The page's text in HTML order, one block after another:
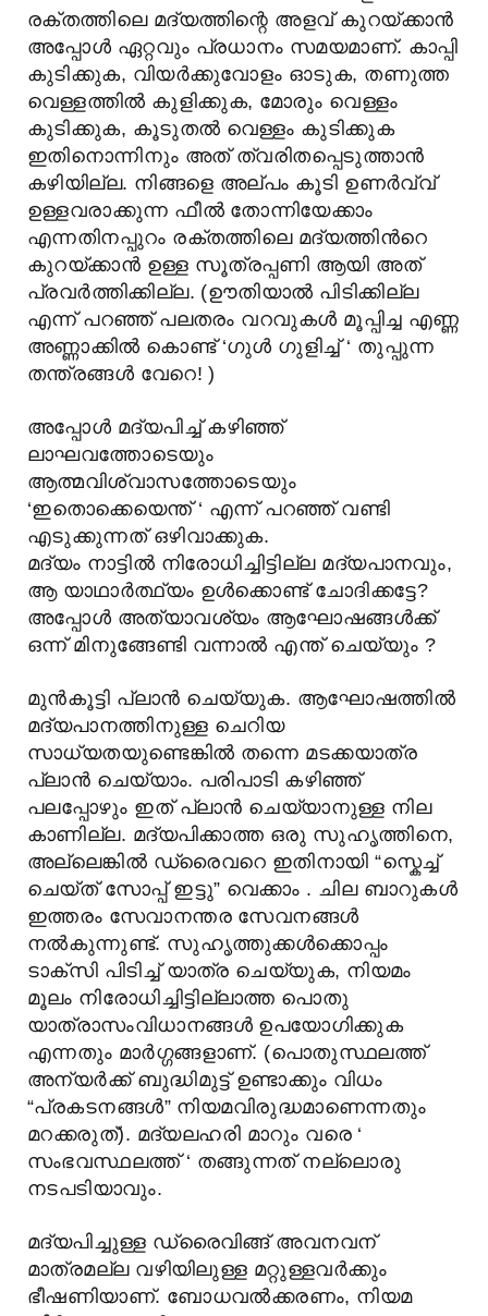
രക്തത്തിലെ മദ്യത്തിന്റെ അളവ് കുറയ്ക്കാൻ
അപ്പോൾ ഏറ്റവും പ്രധാനം സമയമാണ്. കാപ്പി
കുടിക്കുക, വിയർക്കുവോളം ഓടുക, തണുത്ത
വെള്ളത്തിൽ കുളിക്കുക, മോരും വെള്ളം
കുടിക്കുക, കൂടുതല്‍ വെള്ളം കുടിക്കുക
ഇതിനൊന്നിനും അത് ത്വരിതപ്പെടുത്താൻ
കഴിയില്ല. നിങ്ങളെ അല്പം കൂടി ഉണര്‍വ്വ്
ഉള്ളവരാക്കുന്ന ഫീൽ തോന്നിയേക്കാം
എന്നതിനപ്പുറം രക്തത്തിലെ മദ്യത്തിന്‍റെ
കുറയ്ക്കാന്‍ ഉള്ള സൂത്രപ്പണി ആയി അത്
പ്രവര്‍ത്തിക്കില്ല. (ഊതിയാൽ പിടിക്കില്ല
എന്ന് പറഞ്ഞ് പലതരം വറവുകൾ മൂപ്പിച്ച എണ്ണ
അണ്ണാക്കിൽ കൊണ്ട് ‘ഗുൾ ഗുളിച്ച് ‘ തുപ്പുന്ന
തന്ത്രങ്ങൾ വേറെ! )
അപ്പോൾ മദ്യപിച്ച് കഴിഞ്ഞ്
ലാഘവത്തോടെയും
ആത്മവിശ്വാസത്തോടെയും
‘ഇതൊക്കെയെന്ത് ‘ എന്ന് പറഞ്ഞ് വണ്ടി
എടുക്കുന്നത് ഒഴിവാക്കുക.
മദ്യം നാട്ടില്‍ നിരോധിച്ചിട്ടില്ല മദ്യപാനവും,
ആ യാഥാര്‍ത്ഥ്യം ഉള്‍ക്കൊണ്ട് ചോദിക്കട്ടേ?
അപ്പോൾ അത്യാവശ്യം ആഘോഷങ്ങൾക്ക്
ഒന്ന് മിനുങ്ങേണ്ടി വന്നാൽ എന്ത് ചെയ്യും ?
മുൻകൂട്ടി പ്ലാൻ ചെയ്യുക. ആഘോഷത്തിൽ
മദ്യപാനത്തിനുള്ള ചെറിയ
സാധ്യതയുണ്ടെങ്കിൽ തന്നെ മടക്കയാത്ര
പ്ലാൻ ചെയ്യാം. പരിപാടി കഴിഞ്ഞ്
പലപ്പോഴും ഇത് പ്ലാൻ ചെയ്യാനുള്ള നില
കാണില്ല. മദ്യപിക്കാത്ത ഒരു സുഹൃത്തിനെ,
അല്ലെങ്കിൽ ഡ്രൈവറെ ഇതിനായി “സ്കെച്ച്
ചെയ്ത് സോപ്പ് ഇട്ടു” വെക്കാം . ചില ബാറുകൾ
ഇത്തരം സേവാനന്തര സേവനങ്ങൾ
നൽകുന്നുണ്ട്. സുഹൃത്തുക്കൾക്കൊപ്പം
ടാക്സി പിടിച്ച് യാത്ര ചെയ്യുക, നിയമം
മൂലം നിരോധിച്ചിട്ടില്ലാത്ത പൊതു
യാത്രാസംവിധാനങ്ങൾ ഉപയോഗിക്കുക
എന്നതും മാർഗ്ഗങ്ങളാണ്. (പൊതുസ്ഥലത്ത്
അന്യര്‍ക്ക് ബുദ്ധിമുട്ട് ഉണ്ടാക്കും വിധം
“പ്രകടനങ്ങള്‍” നിയമവിരുദ്ധമാണെന്നതും
മറക്കരുത്). മദ്യലഹരി മാറും വരെ ‘
സംഭവസ്ഥലത്ത് ‘ തങ്ങുന്നത് നല്ലൊരു
നടപടിയാവും.
മദ്യപിച്ചുള്ള ഡ്രൈവിങ്ങ് അവനവന്
മാത്രമല്ല വഴിയിലുള്ള മറ്റുള്ളവർക്കും
ഭീഷണിയാണ്. ബോധവൽക്കരണം, നിയമ